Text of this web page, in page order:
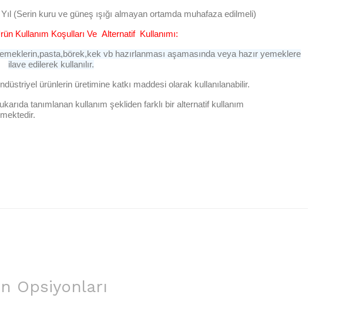
Yıl (Serin kuru ve güneş ışığı almayan ortamda muhafaza edilmeli)
Kullanım Koşulları Ve Alternatif Kullanımı:
vb hazırlanması aşamasında veya hazır yemeklere
ilave edilerek kullanılır.
ürünlerin üretimine katkı maddesi olarak kullanılanabilir.
tanımlanan kullanım şekliden farklı bir alternatif kullanım
Opsiyonları